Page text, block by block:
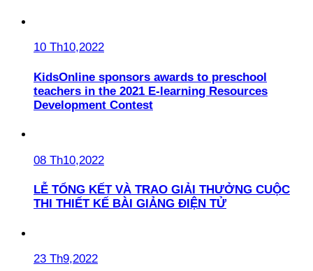
10 Th10,2022
KidsOnline sponsors awards to preschool
teachers in the 2021 E-learning Resources
Development Contest
08 Th10,2022
LỄ TỔNG KẾT VÀ TRAO GIẢI THƯỞNG CUỘC
THI THIẾT KẾ BÀI GIẢNG ĐIỆN TỬ
23 Th9,2022